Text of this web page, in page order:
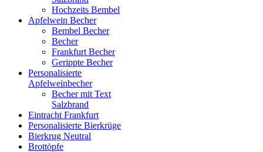
Hochzeits Bembel
Apfelwein Becher
Bembel Becher
Becher
Frankfurt Becher
Gerippte Becher
Personalisierte
Apfelweinbecher
Becher mit Text
Salzbrand
Eintracht Frankfurt
Personalisierte Bierkrüge
Bierkrug Neutral
Brottöpfe